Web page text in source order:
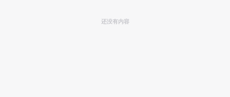
还没有内容